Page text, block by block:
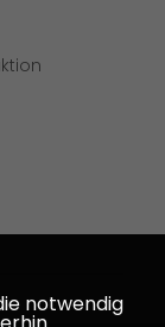
notwendig